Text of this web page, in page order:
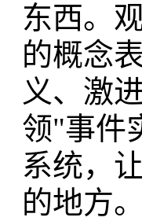
东西。
的概念
义、激
领"事件
系统，
的地方